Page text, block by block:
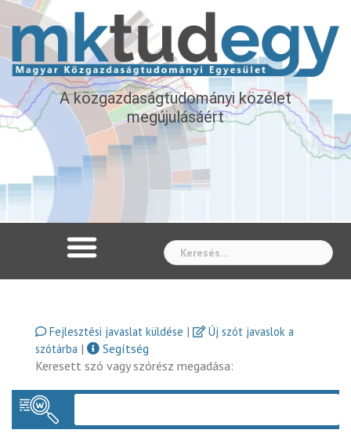
A közgazdaságtudományi közélet
megújulásáért
Fejlesztési javaslat küldése |
Új szót javaslok a
szótárba |
Segítség
Keresett szó vagy szórész megadása: